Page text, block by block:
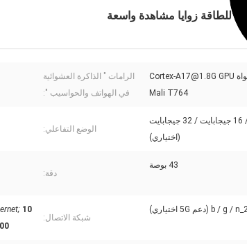
RK3288 رباعي النواة Cortex-A17@1.8G GPU
Mali T764
الرامات " الذاكرة العشوائية
في الهواتف والحواسيب ":
8 جيجابايت / 16 جيجابايت / 32 جيجابايت
(اختياري)
الوضع التفاعلي:
43 بوصة
دقة:
شبكة الاتصال:
1000